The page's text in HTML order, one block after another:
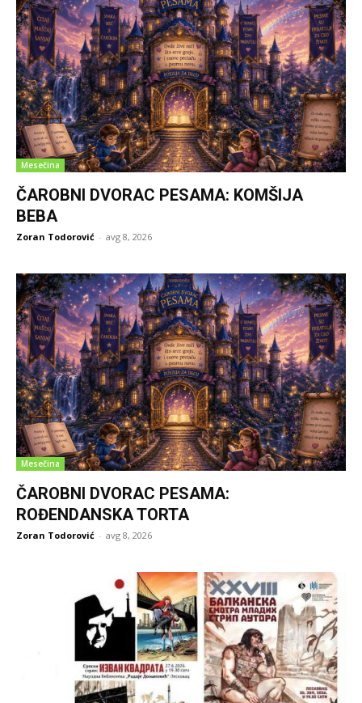
Mesečina
ČAROBNI DVORAC PESAMA: KOMŠIJA
BEBA
Zoran Todorović - avg 8, 2026
Mesečina
ČAROBNI DVORAC PESAMA:
ROĐENDANSKA TORTA
Zoran Todorović - avg 8, 2026